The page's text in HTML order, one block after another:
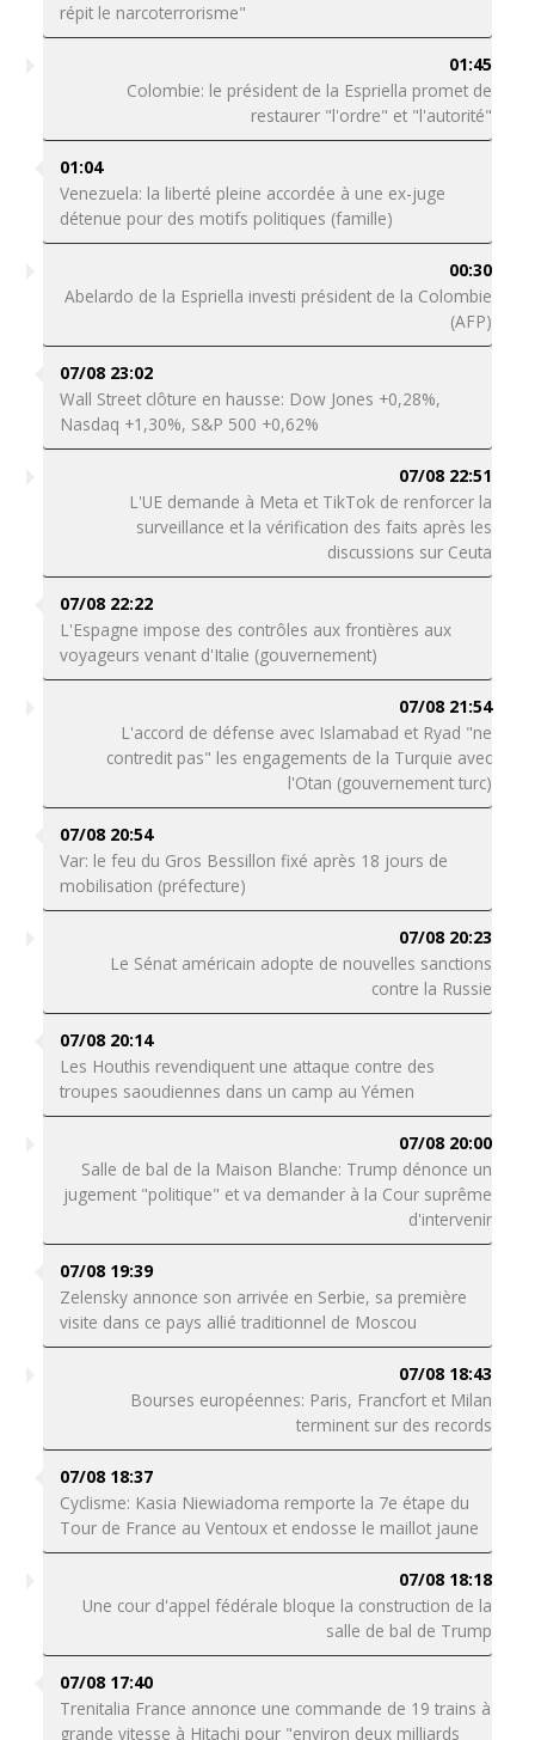
répit le narcoterrorisme"
01:45
Colombie: le président de la Espriella promet de
restaurer "l'ordre" et "l'autorité"
01:04
Venezuela: la liberté pleine accordée à une ex-juge
détenue pour des motifs politiques (famille)
00:30
Abelardo de la Espriella investi président de la Colombie
(AFP)
07/08 23:02
Wall Street clôture en hausse: Dow Jones +0,28%,
Nasdaq +1,30%, S&P 500 +0,62%
07/08 22:51
L'UE demande à Meta et TikTok de renforcer la
surveillance et la vérification des faits après les
discussions sur Ceuta
07/08 22:22
L'Espagne impose des contrôles aux frontières aux
voyageurs venant d'Italie (gouvernement)
07/08 21:54
L'accord de défense avec Islamabad et Ryad "ne
contredit pas" les engagements de la Turquie avec
l'Otan (gouvernement turc)
07/08 20:54
Var: le feu du Gros Bessillon fixé après 18 jours de
mobilisation (préfecture)
07/08 20:23
Le Sénat américain adopte de nouvelles sanctions
contre la Russie
07/08 20:14
Les Houthis revendiquent une attaque contre des
troupes saoudiennes dans un camp au Yémen
07/08 20:00
Salle de bal de la Maison Blanche: Trump dénonce un
jugement "politique" et va demander à la Cour suprême
d'intervenir
07/08 19:39
Zelensky annonce son arrivée en Serbie, sa première
visite dans ce pays allié traditionnel de Moscou
07/08 18:43
Bourses européennes: Paris, Francfort et Milan
terminent sur des records
07/08 18:37
Cyclisme: Kasia Niewiadoma remporte la 7e étape du
Tour de France au Ventoux et endosse le maillot jaune
07/08 18:18
Une cour d'appel fédérale bloque la construction de la
salle de bal de Trump
07/08 17:40
Trenitalia France annonce une commande de 19 trains à
grande vitesse à Hitachi pour "environ deux milliards